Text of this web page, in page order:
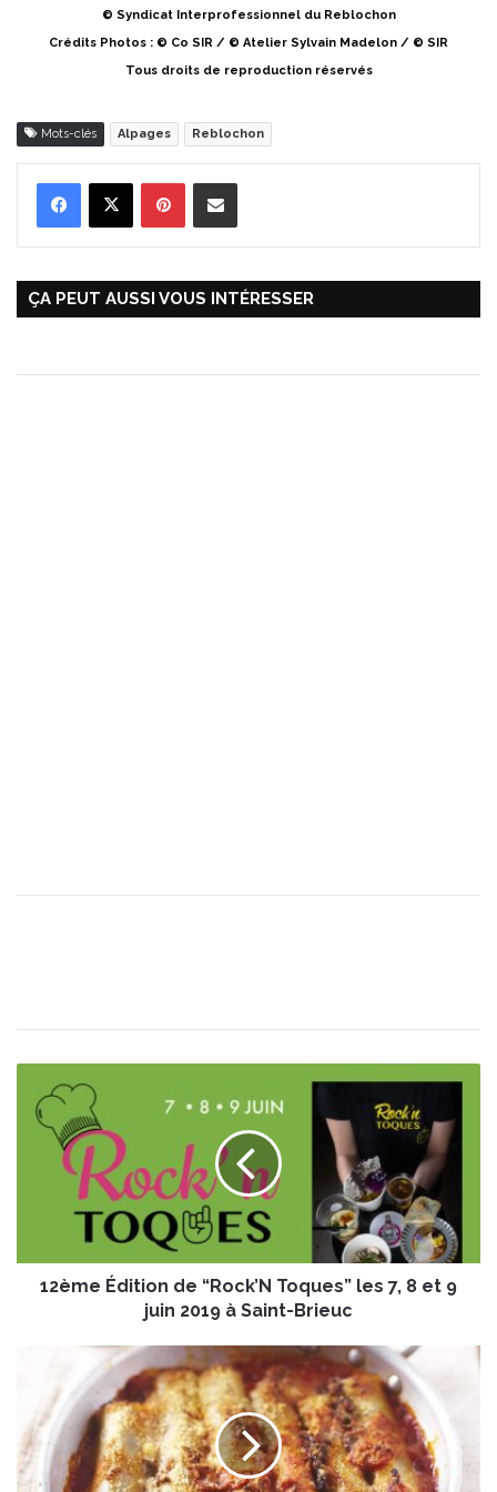
© Syndicat Interprofessionnel du Reblochon
Crédits Photos : © Co SIR / © Atelier Sylvain Madelon / © SIR
Tous droits de reproduction réservés
Mots-clés Alpages Reblochon
ÇA PEUT AUSSI VOUS INTÉRESSER
t
o
c
12ème Édition de “Rock’N Toques” les 7, 8 et 9
juin 2019 à Saint-Brieuc
e
l